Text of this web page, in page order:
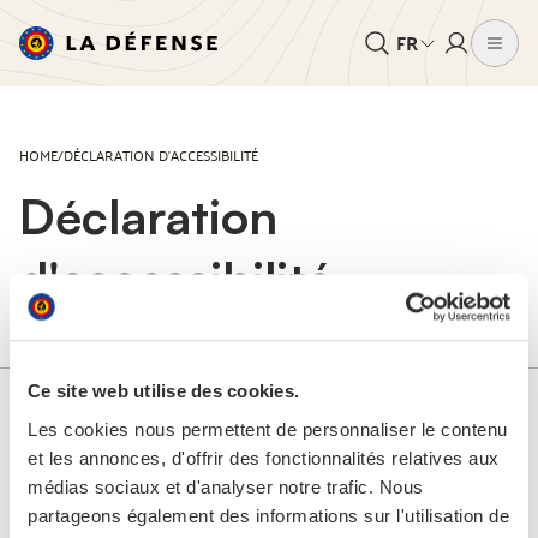
Ce site web utilise des cookies.
Les cookies nous permettent de personnaliser le contenu
et les annonces, d'offrir des fonctionnalités relatives aux
médias sociaux et d'analyser notre trafic. Nous
partageons également des informations sur l'utilisation de
FR
HOME/DÉCLARATION D'ACCESSIBILITÉ
Déclaration
d'accessibilité
La Défense s’engage à rendre ce site internet plus accessible,
conformément à la loi du 19 juillet 2018 relative à
l’accessibilité des sites internet et des applications mobiles
des organismes du secteur public. La présente déclaration
d’accessibilité s’applique au site : www.mil.be.